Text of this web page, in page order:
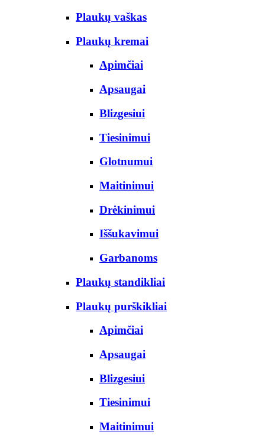
Plaukų vaškas
Plaukų kremai
Apimčiai
Apsaugai
Blizgesiui
Tiesinimui
Glotnumui
Maitinimui
Drėkinimui
Iššukavimui
Garbanoms
Plaukų standikliai
Plaukų purškikliai
Apimčiai
Apsaugai
Blizgesiui
Tiesinimui
Maitinimui